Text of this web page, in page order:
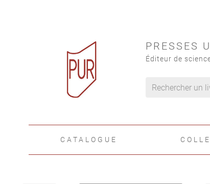
PRESSES
Éditeur de
CATALOGUE